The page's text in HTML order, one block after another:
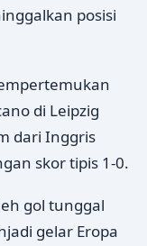
posisi
di Leipzig
dari Inggris
skor tipis 1-0.
gol tunggal
gelar Eropa